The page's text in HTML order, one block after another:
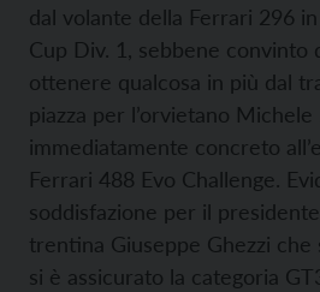
dal volante della Ferrari 296
Cup Div. 1, sebbene convinto
ottenere qualcosa in più dal
piazza per l’orvietano
immediatamente concreto
Ferrari 488 Evo Challenge.
soddisfazione per il
trentina Giuseppe Ghezzi che
si è assicurato la categoria